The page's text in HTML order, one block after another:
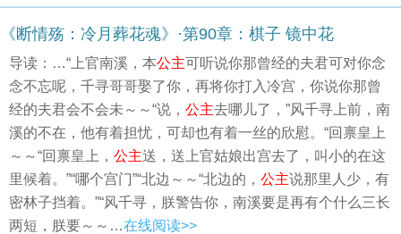
《断情殇：冷月葬花魂》·第90章：棋子 镜中花
导读：…“上官南溪，本公主可听说你那曾经的夫君可对你念
念不忘呢，千寻哥哥娶了你，再将你打入冷宫，你说你那曾
经的夫君会不会未～～“说， 公主去哪儿了，”风千寻上前，南
溪的不在，他有着担忧，可却也有着一丝的欣慰。“回禀皇上
～～“回禀皇上， 公主送，送上官姑娘出宫去了，叫小的在这
里候着。”“哪个宫门”“北边～～“北边的， 公主说那里人少，有
密林子挡着。”“风千寻，朕警告你，南溪要是再有个什么三长
两短，朕要～～…在线阅读>>